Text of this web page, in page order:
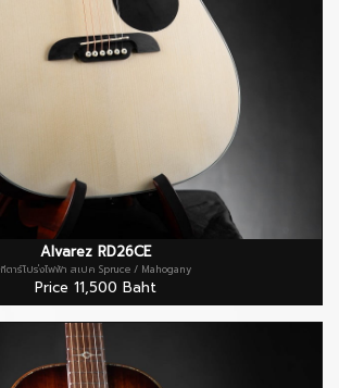
Alvarez RD26CE
กีตาร์โปร่งไฟฟ้า สเปค Spruce / Mahogany
Price 11,500 Baht